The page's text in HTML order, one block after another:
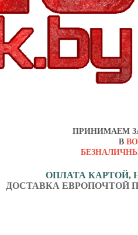
ПРИНИМАЕМ
В
ОПЛАТА
ДОСТАВКА ЕВРОПОЧТОЙ